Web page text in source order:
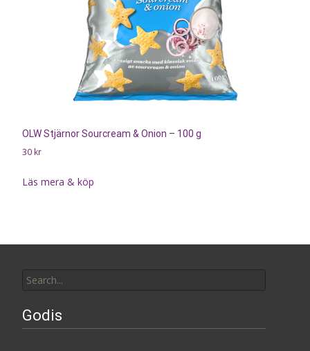
OLW Stjärnor Sourcream & Onion – 100 g
30 kr
Läs mera & köp
for:
Godis